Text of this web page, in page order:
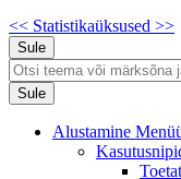
<< Statistikaüksused >>
Sule
Sule
Alustamine